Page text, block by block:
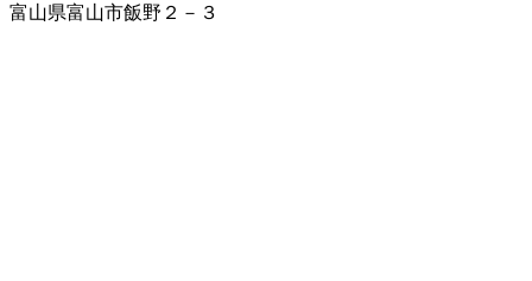
富山県富山市飯野２－３